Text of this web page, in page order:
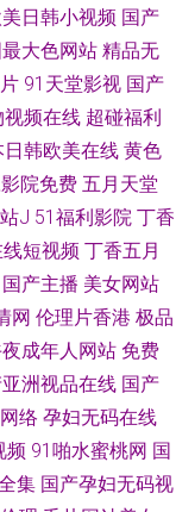
日韩小视频 国产
大色网站 精品无
91天堂影视 国产
视频在线 超碰福利
日韩欧美在线 黄色
院免费 五月天堂
J 51福利影院 丁香
短视频 丁香五月
产主播 美女网站
网 伦理片香港 极品
成年人网站 免费
洲视品在线 国产
络 孕妇无码在线
频 91啪水蜜桃网 国
集 国产孕妇无码视